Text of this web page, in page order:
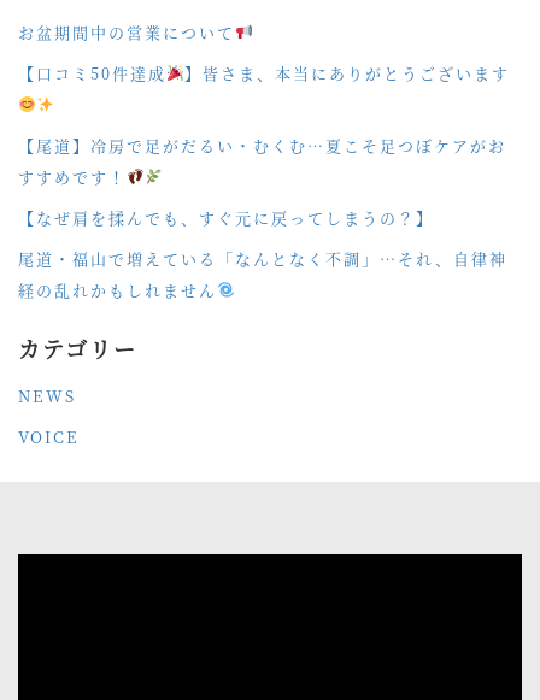
お盆期間中の営業について
【口コミ50件達成
】皆さま、本当にありがとうございます
【尾道】冷房で足がだるい・むくむ…夏こそ足つぼケアがお
すすめです！
【なぜ肩を揉んでも、すぐ元に戻ってしまうの？】
尾道・福山で増えている「なんとなく不調」…それ、自律神
経の乱れかもしれません
カテゴリー
NEWS
VOICE